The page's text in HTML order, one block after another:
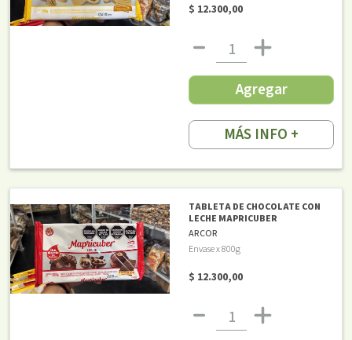
$ 12.300,00
Agregar
MÁS INFO +
TABLETA DE CHOCOLATE CON
LECHE MAPRICUBER
ARCOR
Envase x 800g
$ 12.300,00